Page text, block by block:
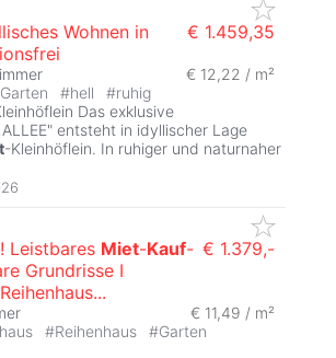
Wohnen in
€ 1.459,35
€ 12,22 / m²
Garten #hell #ruhig
Das exklusive
entsteht in idyllischer Lage
-Kleinhöflein. In ruhiger und naturnaher
! Leistbares Miet-Kauf-
Grundrisse I
€ 1.379,-
€ 11,49 / m²
#Reihenhaus #Garten